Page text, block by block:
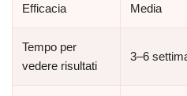
Efficacia Media
Tempo per
vedere risultati
3–6